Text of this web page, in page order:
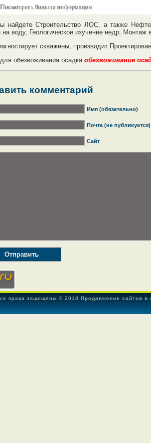
найдете Строительство ЛОС, а также
на воду, Геологическое изучение недр, Монтаж
скважины, производит
обезвоживания осадка обезвоживание
комментарий
Имя (обязательно)
Почта (не
Сайт
права защищены © 2018 Продвижение сайтов в